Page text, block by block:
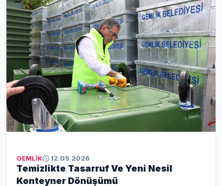
Başkanı Şükrü Deviren, Başkan Yardımcıları, Belediye
Meclis Üyeleri, CHP Gemlik İlçe Başkanı Servet
Pehlivan, muhtarlar, gaziler ve çok sayıda Gemlikli
katıldı.
GEMLİK 12.05.2026
Temizlikte Tasarruf Ve Yeni Nesil
Konteyner Dönüşümü